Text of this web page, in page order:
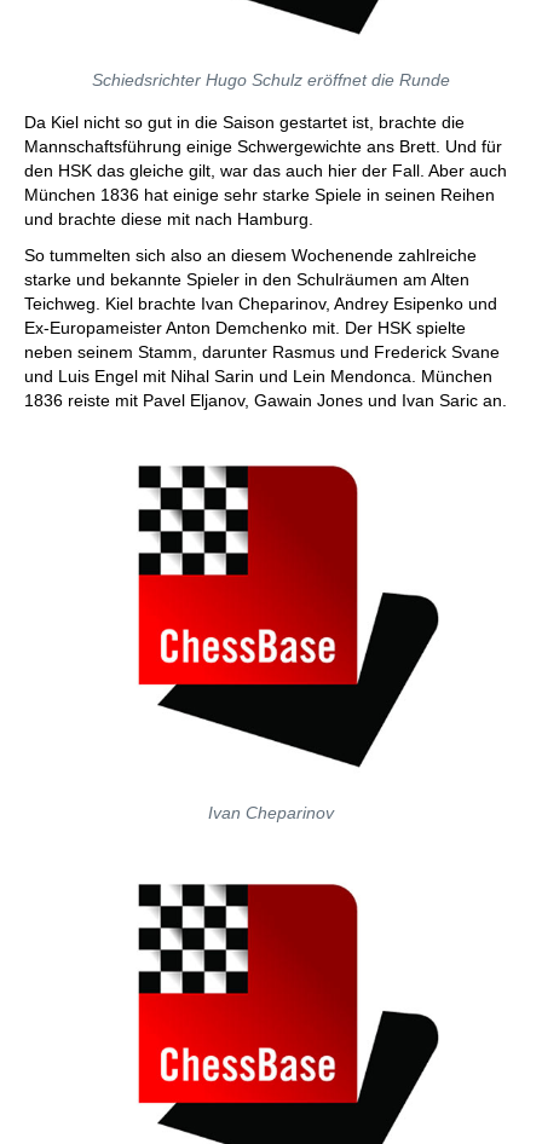
Schiedsrichter Hugo Schulz eröffnet die Runde
Da Kiel nicht so gut in die Saison gestartet ist, brachte die
Mannschaftsführung einige Schwergewichte ans Brett. Und für
den HSK das gleiche gilt, war das auch hier der Fall. Aber auch
München 1836 hat einige sehr starke Spiele in seinen Reihen
und brachte diese mit nach Hamburg.
So tummelten sich also an diesem Wochenende zahlreiche
starke und bekannte Spieler in den Schulräumen am Alten
Teichweg. Kiel brachte Ivan Cheparinov, Andrey Esipenko und
Ex-Europameister Anton Demchenko mit. Der HSK spielte
neben seinem Stamm, darunter Rasmus und Frederick Svane
und Luis Engel mit Nihal Sarin und Lein Mendonca. München
1836 reiste mit Pavel Eljanov, Gawain Jones und Ivan Saric an.
Ivan Cheparinov